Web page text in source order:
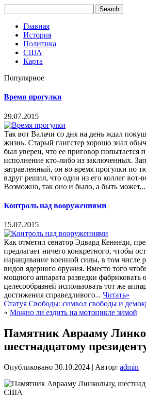
Главная
История
Политика
США
Карта
Популярное
Время прогулки
29.07.2015
Так вот Валачи со дня на день ждал
жизнь. Старый гангстер хорошо знал
был уверен, что ее приговор попытается
исполнение кто-либо из заключенных.
затравленный, он во время прогулки по
вдруг решил, что один из его коллег вот-
Возможно, так оно и было, а быть
Контроль над вооружениями
15.07.2015
Как отметил сенатор Эдвард Кеннеди,
предлагает ничего конкретного, чтобы
наращивание военной силы, в том числе
видов ядерного оружия. Вместо того
мощного аппарата разведки
целесообразней использовать тот же
достижения справедливого... Читать»
Статуя Свободы: символ свободы и
« Можно ли ездить на мотоцикле зимой
Памятник Аврааму
шестнадцатому
Опубликовано 30.10.2024 | Автор: admin